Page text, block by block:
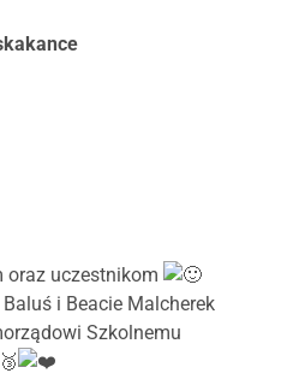
oraz uczestnikom
i Beacie Malcherek
Szkolnemu